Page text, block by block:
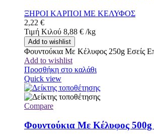
ΞΗΡΟΙ ΚΑΡΠΟΙ ΜΕ ΚΕΛΥΦΟΣ
2,22 €
Τιμή Κιλού 8,88 € /kg
Add to wishlist
Φουντούκια Με Κέλυφος 250g Εσείς
Add to wishlist
Προσθήκη στο καλάθι
Quick view
Compare
Φουντούκια Με Κέλυφος 500g